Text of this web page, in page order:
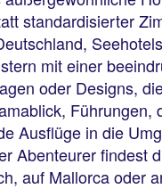
standardisierter
mit einer
oder Designs,
Ausflüge in die
Abenteurer findest
auf Mallorca oder